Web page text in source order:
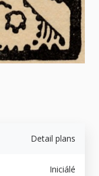
Detail plans
Iniciálé